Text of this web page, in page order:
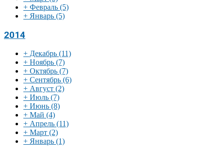
+ Февраль (5)
+ Январь (5)
2014
+ Декабрь (11)
+ Ноябрь (7)
+ Октябрь (7)
+ Сентябрь (6)
+ Август (2)
+ Июль (7)
+ Июнь (8)
+ Май (4)
+ Апрель (11)
+ Март (2)
+ Январь (1)